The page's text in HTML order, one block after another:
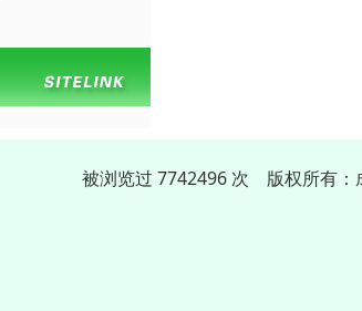
被浏览过 7742496 次 版权所有：